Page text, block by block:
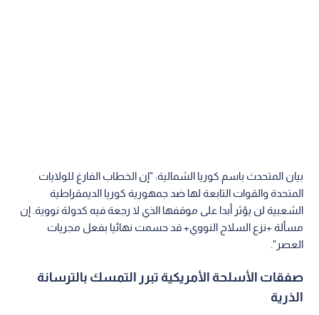
بيان المتحدث باسم كوريا الشمالية: "إن الخطاب الفارغ للولايات
المتحدة والقوات التابعة لها ضد جمهورية كوريا الديمقراطية
الشعبية لن يؤثر أبدا على موقفها الذي لا رجعة فيه كدولة نووية. إن
مسألة +نزع السلاح النووي+ قد حسمت نهائيا بفعل مجريات
العصر".
صفقات الأسلحة الأمريكية تبرر التمسك بالترسانة
الذرية